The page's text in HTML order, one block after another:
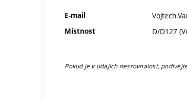
E-mail
Místnost D/D127
Pokud je v údajích nesrovnalost,